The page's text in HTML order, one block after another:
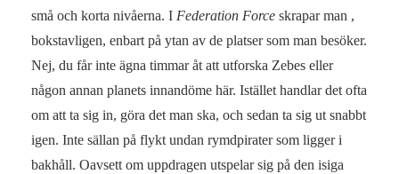
små och korta nivåerna. I Federation Force skrapar man ,
bokstavligen, enbart på ytan av de platser som man besöker.
Nej, du får inte ägna timmar åt att utforska Zebes eller
någon annan planets innandöme här. Istället handlar det ofta
om att ta sig in, göra det man ska, och sedan ta sig ut snabbt
igen. Inte sällan på flykt undan rymdpirater som ligger i
bakhåll. Oavsett om uppdragen utspelar sig på den isiga